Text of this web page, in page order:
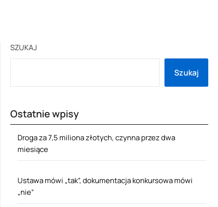
SZUKAJ
Szukaj
Ostatnie wpisy
Droga za 7,5 miliona złotych, czynna przez dwa
miesiące
Ustawa mówi „tak”, dokumentacja konkursowa mówi
„nie”